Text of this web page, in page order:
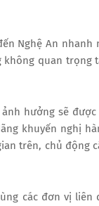
Nghệ An nhanh
quan trọng
hưởng sẽ
khuyến nghị
trên, chủ động
các đơn vị liên